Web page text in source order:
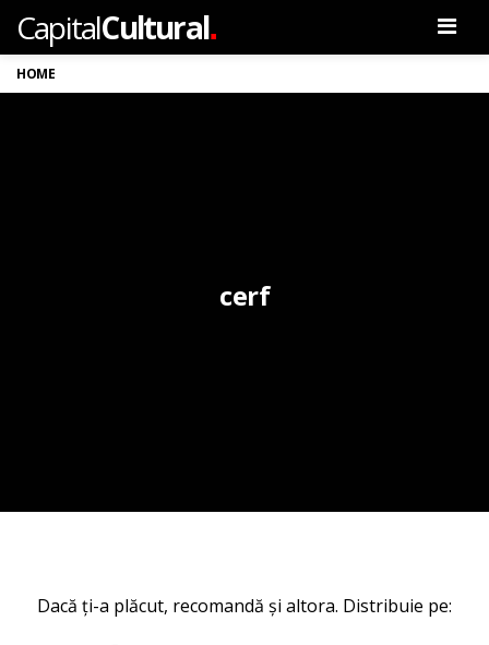
CapitalCultural.
HOME
cerf
Dacă ți-a plăcut, recomandă și altora. Distribuie pe: